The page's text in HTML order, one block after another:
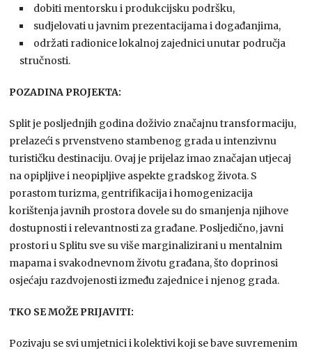
dobiti mentorsku i produkcijsku podršku,
sudjelovati u javnim prezentacijama i događanjima,
održati radionice lokalnoj zajednici unutar područja
stručnosti.
POZADINA PROJEKTA:
Split je posljednjih godina doživio značajnu transformaciju,
prelazeći s prvenstveno stambenog grada u intenzivnu
turističku destinaciju. Ovaj je prijelaz imao značajan utjecaj
na opipljive i neopipljive aspekte gradskog života. S
porastom turizma, gentrifikacija i homogenizacija
korištenja javnih prostora dovele su do smanjenja njihove
dostupnosti i relevantnosti za građane. Posljedično, javni
prostori u Splitu sve su više marginalizirani u mentalnim
mapama i svakodnevnom životu građana, što doprinosi
osjećaju razdvojenosti između zajednice i njenog grada.
TKO SE MOŽE PRIJAVITI:
Pozivaju se svi umjetnici i kolektivi koji se bave suvremenim